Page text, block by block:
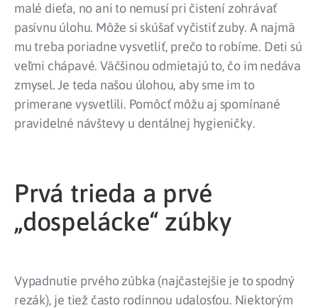
malé dieťa, no ani to nemusí pri čistení zohrávať
pasívnu úlohu. Môže si skúšať vyčistiť zuby. A najmä
mu treba poriadne vysvetliť, prečo to robíme. Deti sú
veľmi chápavé. Väčšinou odmietajú to, čo im nedáva
zmysel. Je teda našou úlohou, aby sme im to
primerane vysvetlili. Pomôcť môžu aj spomínané
pravidelné návštevy u dentálnej hygieničky.
Prvá trieda a prvé
„dospelácke“ zúbky
Vypadnutie prvého zúbka (najčastejšie je to spodný
rezák), je tiež často rodinnou udalosťou. Niektorým